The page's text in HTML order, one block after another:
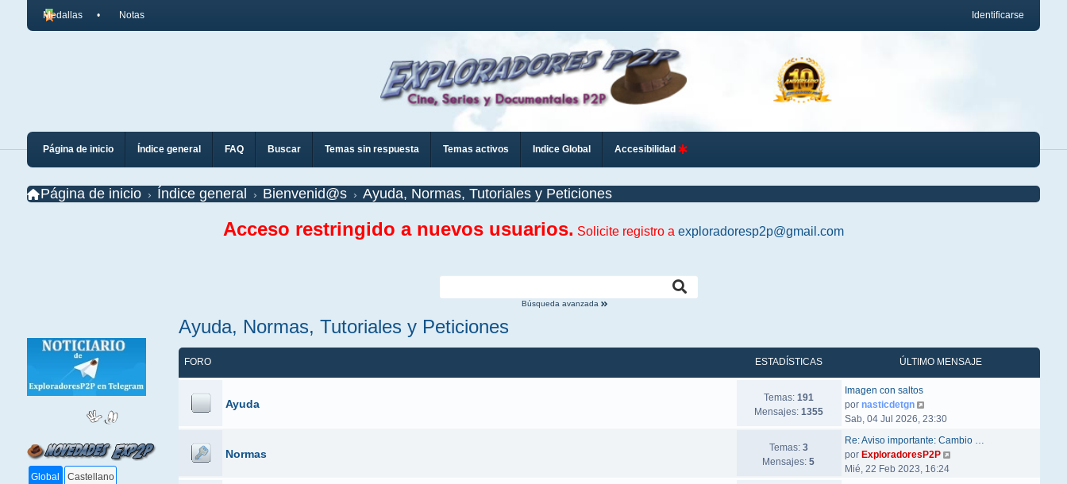
Identificarse
Medallas Notas
Página de inicio Índice general FAQ Buscar Temas sin respuesta Temas activos Indice Global Accesibilidad
Página de inicio Índice general Bienvenid@s Ayuda, Normas, Tutoriales y Peticiones
Acceso restringido a nuevos usuarios. Solicite registro a exploradoresp2p@gmail.com
Búsqueda avanzada
Global Castellano
Ayuda, Normas, Tutoriales y Peticiones
FORO ESTADÍSTICAS ÚLTIMO MENSAJE
Ayuda Temas: 191
Mensajes: 1355
Imagen con saltos
por nasticdetgn
Sab, 04 Jul 2026, 23:30
Normas Temas: 3
Mensajes:5
Re: Aviso importante: Cambio …
por ExploradoresP2P
Mié, 22 Feb 2023, 16:24